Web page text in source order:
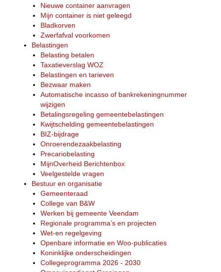
Nieuwe container aanvragen
Mijn container is niet geleegd
Bladkorven
Zwerfafval voorkomen
Belastingen
Belasting betalen
Taxatieverslag WOZ
Belastingen en tarieven
Bezwaar maken
Automatische incasso of bankrekeningnummer
wijzigen
Betalingsregeling gemeentebelastingen
Kwijtschelding gemeentebelastingen
BIZ-bijdrage
Onroerendezaakbelasting
Precariobelasting
MijnOverheid Berichtenbox
Veelgestelde vragen
Bestuur en organisatie
Gemeenteraad
College van B&W
Werken bij gemeente Veendam
Regionale programma’s en projecten
Wet-en regelgeving
Openbare informatie en Woo-publicaties
Koninklijke onderscheidingen
Collegeprogramma 2026 - 2030